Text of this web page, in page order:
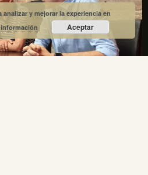
y mejorar la experiencia en
información Aceptar